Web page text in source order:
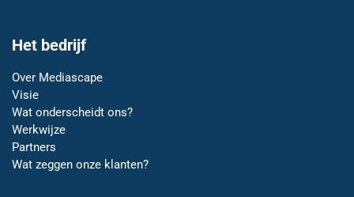
Het bedrijf
Over Mediascape
Visie
Wat onderscheidt ons?
Werkwijze
Partners
Wat zeggen onze klanten?